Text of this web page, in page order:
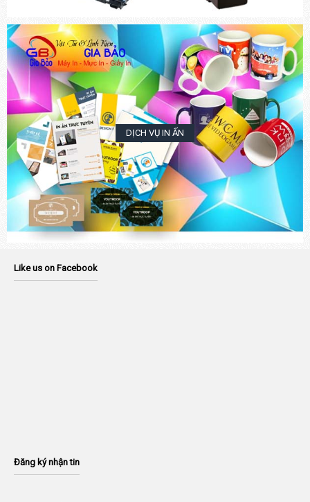
DỊCH VỤ IN ẤN
Like us on Facebook
Đăng ký nhận tin